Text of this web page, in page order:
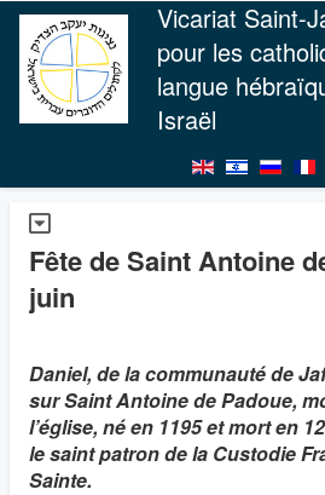
Vicariat Saint-
pour les
langue
Israël
Fête de Saint Antoine
juin
Daniel, de la communauté de
sur Saint Antoine de Padoue,
l’église, né en 1195 et mort en
le saint patron de la Custodie
Sainte.